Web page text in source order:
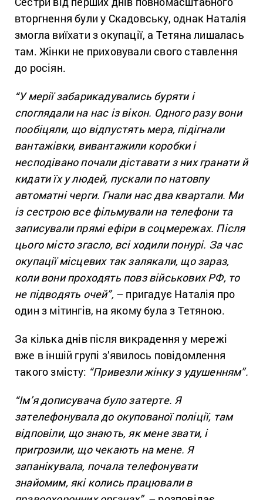
вторгнення були у Скадовську, однак Наталія
змогла виїхати з окупації, а Тетяна лишалась
там. Жінки не приховували свого ставлення
до росіян.
“У мерії забарикадувались буряти і
споглядали на нас із вікон. Одного разу вони
пообіцяли, що відпустять мера, підігнали
вантажівки, вивантажили коробки і
несподівано почали діставати з них гранати й
кидати їх у людей, пускали по натовпу
автоматні черги. Гнали нас два квартали. Ми
із сестрою все фільмували на телефони та
записували прямі ефіри в соцмережах. Після
цього місто згасло, всі ходили понурі. За час
окупації місцевих так залякали, що зараз,
коли вони проходять повз військових РФ, то
не підводять очей”,– пригадує Наталія про
один з мітингів, на якому була з Тетяною.
За кілька днів після викрадення у мережі
вже в іншій групі з’явилось повідомлення
такого змісту: “Привезли жінку з удушенням”.
“Ім’я дописувача було затерте. Я
зателефонувала до окупованої поліції, там
відповіли, що знають, як мене звати, і
пригрозили, що чекають на мене. Я
запанікувала, почала телефонувати
знайомим, які колись працювали в